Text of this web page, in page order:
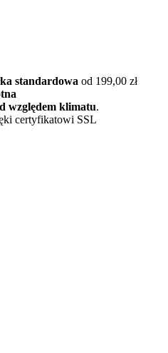
standardowa od 199,00 zł
względem klimatu.
certyfikatowi SSL